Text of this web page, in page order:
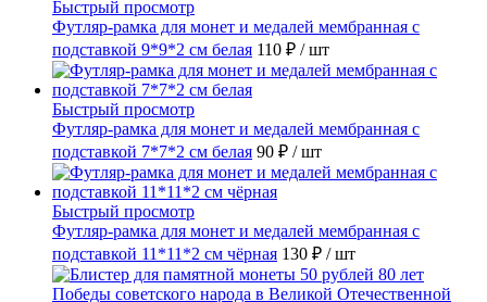
Быстрый просмотр
Футляр-рамка для монет и медалей мембранная с
подставкой 9*9*2 см белая 110 ₽ / шт
Быстрый просмотр
Футляр-рамка для монет и медалей мембранная с
подставкой 7*7*2 см белая 90 ₽ / шт
Быстрый просмотр
Футляр-рамка для монет и медалей мембранная с
подставкой 11*11*2 см чёрная 130 ₽ / шт